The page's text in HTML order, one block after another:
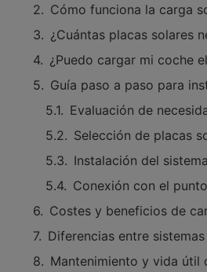
Evaluación de
Selección de placas
Instalación del
Diferencias entre
Mantenimiento y vida útil